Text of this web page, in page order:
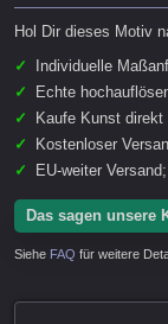
Hol Dir dieses Motiv
✓
Individuelle
✓
Echte
✓
Kaufe Kunst
✓
Kostenloser
✓
EU-weiter Versand;
Das sagen unsere
Siehe FAQ für weitere